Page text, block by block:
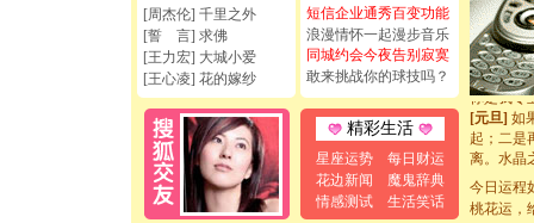
[周杰伦] 千里之外
[誓 言] 求佛
[王力宏] 大城小爱
[王心凌] 花的嫁纱
短信企业通秀百变功能
浪漫情怀一起漫步音乐
同城约会今夜告别寂寞
敢来挑战你的球技吗？
精彩生活
星座运势
每日财运
花边新闻
魔鬼辞典
情感测试
生活笑话
[圣诞节]
如意,快
[元旦]看
断电。爱
你是我专
[元旦] 如
起；二是
离。水晶
泣，这痛
卖了。水
今日运程
桃花运，